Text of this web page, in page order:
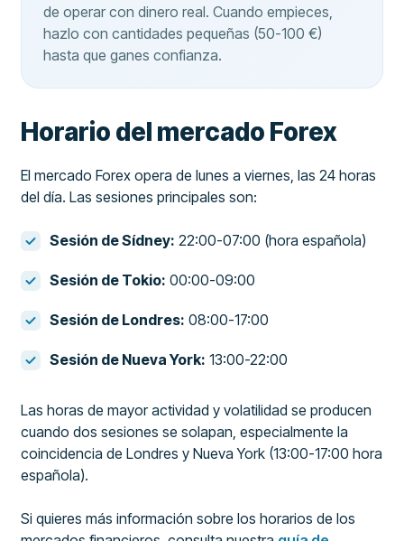
de operar con dinero real. Cuando empieces,
hazlo con cantidades pequeñas (50-100 €)
hasta que ganes confianza.
Horario del mercado Forex
El mercado Forex opera de lunes a viernes, las 24 horas
del día. Las sesiones principales son:
Sesión de Sídney: 22:00-07:00 (hora española)
Sesión de Tokio: 00:00-09:00
Sesión de Londres: 08:00-17:00
Sesión de Nueva York: 13:00-22:00
Las horas de mayor actividad y volatilidad se producen
cuando dos sesiones se solapan, especialmente la
coincidencia de Londres y Nueva York (13:00-17:00 hora
española).
Si quieres más información sobre los horarios de los